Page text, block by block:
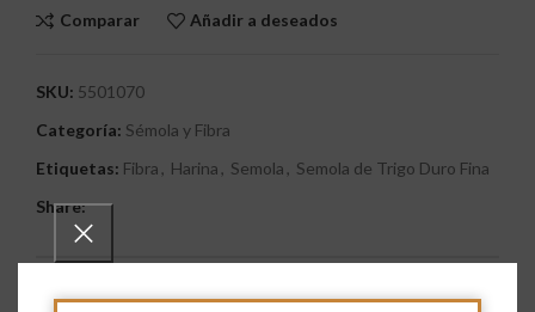
Comparar Añadir a deseados
SKU: 5501070
Categoría: Sémola y Fibra
Etiquetas: Fibra , Harina , Semola , Semola de Trigo Duro Fina
Share:
Sémola de Trigo Duro Finaes nutritiva y ofrece varios